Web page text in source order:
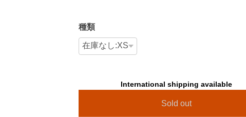
種類
International shipping available
Sold out